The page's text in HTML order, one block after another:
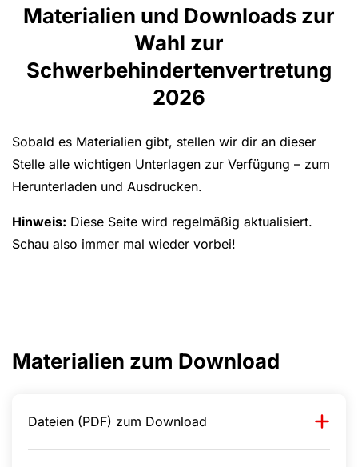
Materialien und Downloads zur
Wahl zur
Schwerbehindertenvertretung
2026
Sobald es Materialien gibt, stellen wir dir an dieser
Stelle alle wichtigen Unterlagen zur Verfügung – zum
Herunterladen und Ausdrucken.
Hinweis: Diese Seite wird regelmäßig aktualisiert.
Schau also immer mal wieder vorbei!
Materialien zum Download
Dateien (PDF) zum Download